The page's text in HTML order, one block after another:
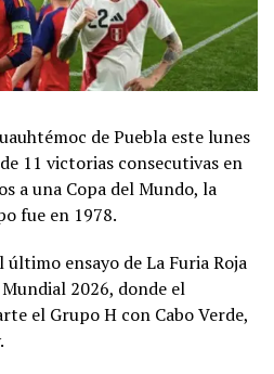
de Puebla este lunes
11 victorias consecutivas en
a una Copa del Mundo, la
fue en 1978.
ensayo de La Furia Roja
2026, donde el
el Grupo H con Cabo Verde,